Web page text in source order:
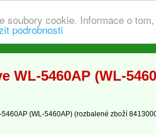
cookie. Informace o
podrobnosti
5460AP (WL-
(WL-5460AP) (rozbalené zboží